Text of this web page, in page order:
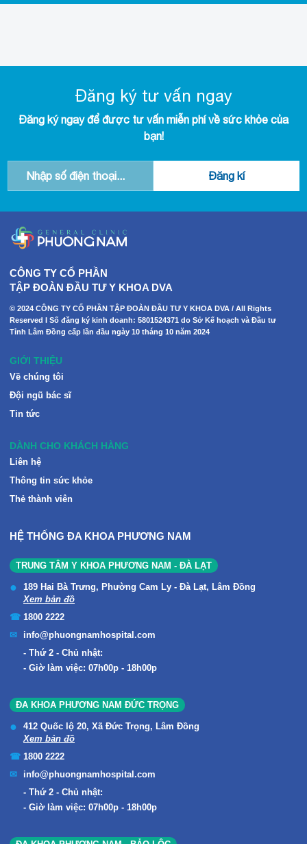
Đăng ký tư vấn ngay
Đăng ký ngay để được tư vấn miễn phí về sức khỏe của
bạn!
CÔNG TY CỔ PHẦN
TẬP ĐOÀN ĐẦU TƯ Y KHOA DVA
© 2024 CÔNG TY CỔ PHẦN TẬP ĐOÀN ĐẦU TƯ Y KHOA DVA / All Rights
Reserved I Số đăng ký kinh doanh: 5801524371 do Sở Kế hoạch và Đầu tư
Tỉnh Lâm Đồng cấp lần đầu ngày 10 tháng 10 năm 2024
GIỚI THIỆU
Về chúng tôi
Đội ngũ bác sĩ
Tin tức
DÀNH CHO KHÁCH HÀNG
Liên hệ
Thông tin sức khỏe
Thẻ thành viên
HỆ THỐNG ĐA KHOA PHƯƠNG NAM
TRUNG TÂM Y KHOA PHƯƠNG NAM - ĐÀ LẠT
189 Hai Bà Trưng, Phường Cam Ly - Đà Lạt, Lâm Đồng
Xem bản đồ
1800 2222
info@phuongnamhospital.com
Thứ 2 - Chủ nhật:
Giờ làm việc: 07h00p - 18h00p
ĐA KHOA PHƯƠNG NAM ĐỨC TRỌNG
412 Quốc lộ 20, Xã Đức Trọng, Lâm Đồng
Xem bản đồ
1800 2222
info@phuongnamhospital.com
Thứ 2 - Chủ nhật:
Giờ làm việc: 07h00p - 18h00p